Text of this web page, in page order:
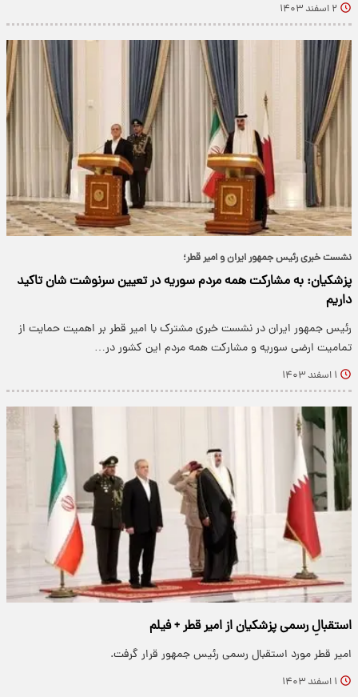
۲ اسفند ۱۴۰۳
نشست خبری رئیس جمهور ایران و امیر قطر؛
پزشکیان: به مشارکت همه مردم سوریه در تعیین سرنوشت شان تاکید
داریم
رئیس جمهور ایران در نشست خبری مشترک با امیر قطر بر اهمیت حمایت از
تمامیت ارضی سوریه و مشارکت همه مردم این کشور در…
۱ اسفند ۱۴۰۳
استقبالِ رسمی پزشکیان از امیر قطر + فیلم
امیر قطر مورد استقبال رسمی رئیس جمهور قرار گرفت.
۱ اسفند ۱۴۰۳